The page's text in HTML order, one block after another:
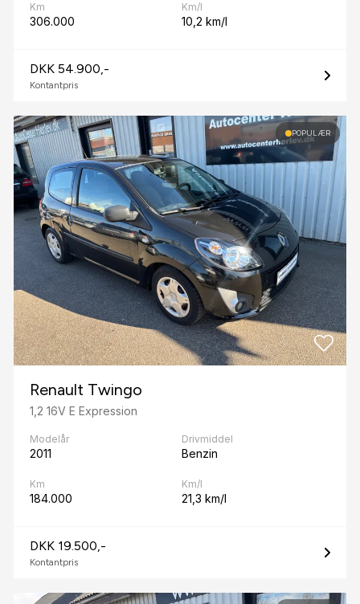
Km
306.000
Km/l
10,2 km/l
DKK 54.900,-
Kontantpris
POPULÆR
Renault Twingo
1,2 16V E Expression
Modelår
2011
Drivmiddel
Benzin
Km
184.000
Km/l
21,3 km/l
DKK 19.500,-
Kontantpris